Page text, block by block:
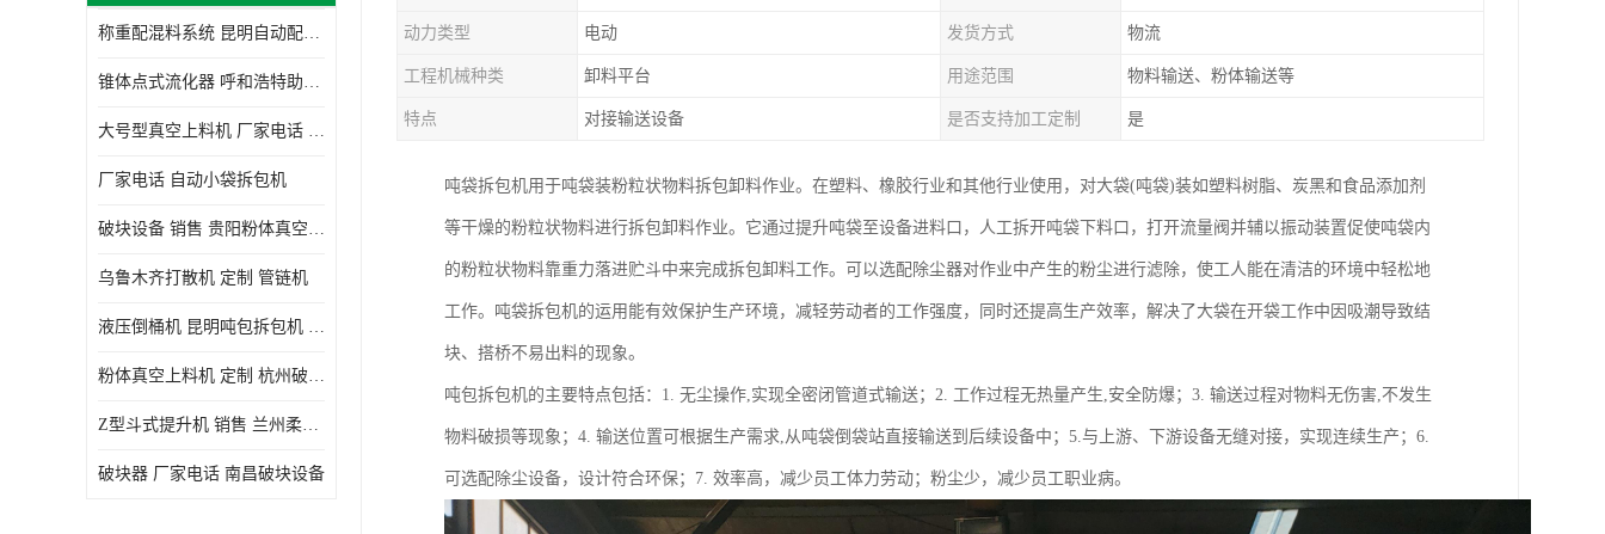
称重配混料系统 昆明自动配料系统 厂家电话
锥体点式流化器 呼和浩特助流料斗 厂家
大号型真空上料机 厂家电话 武汉粉体料管链机
厂家电话 自动小袋拆包机
破块设备 销售 贵阳粉体真空上料机
乌鲁木齐打散机 定制 管链机
液压倒桶机 昆明吨包拆包机 定制
粉体真空上料机 定制 杭州破块器
Z型斗式提升机 销售 兰州柔性螺旋输送机
破块器 厂家电话 南昌破块设备
动力类型 电动 发货方式 物流
工程机械种类 卸料平台 用途范围 物料输送、粉体输送等
特点 对接输送设备 是否支持加工定制 是
吨袋拆包机用于吨袋装粉粒状物料拆包卸料作业。在塑料、橡胶行业和其他行业使用，对大袋(吨袋)装如塑料树脂、炭黑和食品添加剂
等干燥的粉粒状物料进行拆包卸料作业。它通过提升吨袋至设备进料口，人工拆开吨袋下料口，打开流量阀并辅以振动装置促使吨袋内
的粉粒状物料靠重力落进贮斗中来完成拆包卸料工作。可以选配除尘器对作业中产生的粉尘进行滤除，使工人能在清洁的环境中轻松地
工作。吨袋拆包机的运用能有效保护生产环境，减轻劳动者的工作强度，同时还提高生产效率，解决了大袋在开袋工作中因吸潮导致结
块、搭桥不易出料的现象。
吨包拆包机的主要特点包括：1. 无尘操作,实现全密闭管道式输送；2. 工作过程无热量产生,安全防爆；3. 输送过程对物料无伤害,不发生
物料破损等现象；4. 输送位置可根据生产需求,从吨袋倒袋站直接输送到后续设备中；5.与上游、下游设备无缝对接，实现连续生产；6.
可选配除尘设备，设计符合环保；7. 效率高，减少员工体力劳动；粉尘少，减少员工职业病。